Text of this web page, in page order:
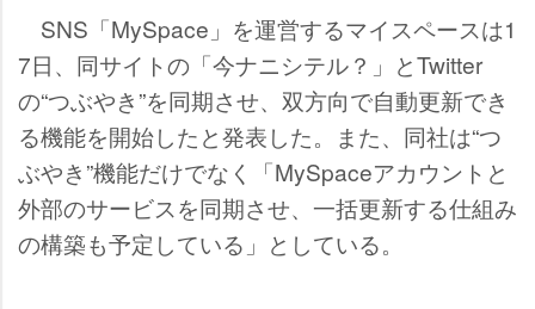
SNS「MySpace」を運営するマイスペースは1
7日、同サイトの「今ナニシテル？」とTwitter
の“つぶやき”を同期させ、双方向で自動更新でき
る機能を開始したと発表した。また、同社は“つ
ぶやき”機能だけでなく「MySpaceアカウントと
外部のサービスを同期させ、一括更新する仕組み
の構築も予定している」としている。